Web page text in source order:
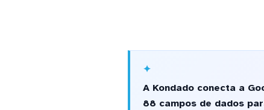
A Kondado conecta a
88 campos de dados